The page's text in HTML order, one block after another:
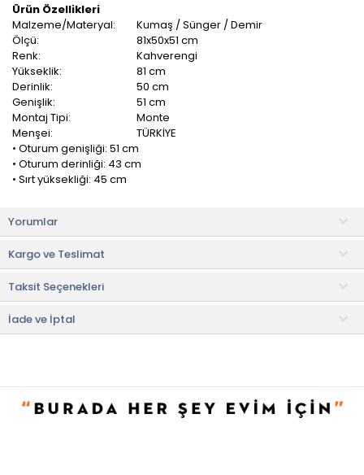
Ürün Özellikleri
Malzeme/Materyal:
Kumaş / Sünger / Demir
Ölçü:
81x50x51 cm
Renk:
Kahverengi
Yükseklik:
81 cm
Derinlik:
50 cm
Genişlik:
51 cm
Montaj Tipi:
Monte
Menşei:
TÜRKİYE
• Oturum genişliği: 51 cm
• Oturum derinliği: 43 cm
• Sırt yüksekliği: 45 cm
ile dayanıklı ve şık bir yapıya sahiptir. Kumaş kaplı yumuşak
oturma ve sırt kısmı sayesinde uzun süre boyunca rahat bir
şekilde oturabilirsiniz.
Kurulum
• Ürün monte olarak gönderilmektedir ve kurulum
gerektirmemektedir.
Yorumlar
Kargo ve Teslimat
Taksit Seçenekleri
İade ve İptal